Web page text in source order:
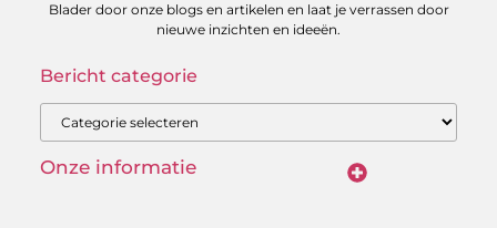
Blader door onze blogs en artikelen en laat je verrassen door
nieuwe inzichten en ideeën.
Bericht categorie
Onze informatie